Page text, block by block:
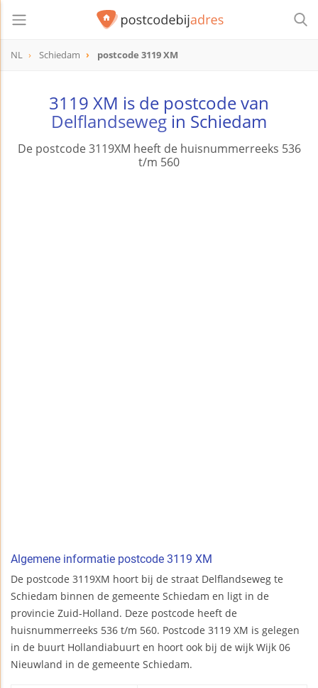
NL Schiedam postcode 3119 XM
3119 XM is de postcode van
Delflandseweg in Schiedam
De postcode 3119XM heeft de huisnummerreeks 536
t/m 560
Algemene informatie postcode 3119 XM
De postcode 3119XM hoort bij de straat Delflandseweg te
Schiedam binnen de gemeente Schiedam en ligt in de
provincie Zuid-Holland. Deze postcode heeft de
huisnummerreeks 536 t/m 560. Postcode 3119 XM is gelegen
in de buurt Hollandiabuurt en hoort ook bij de wijk Wijk 06
Nieuwland in de gemeente Schiedam.